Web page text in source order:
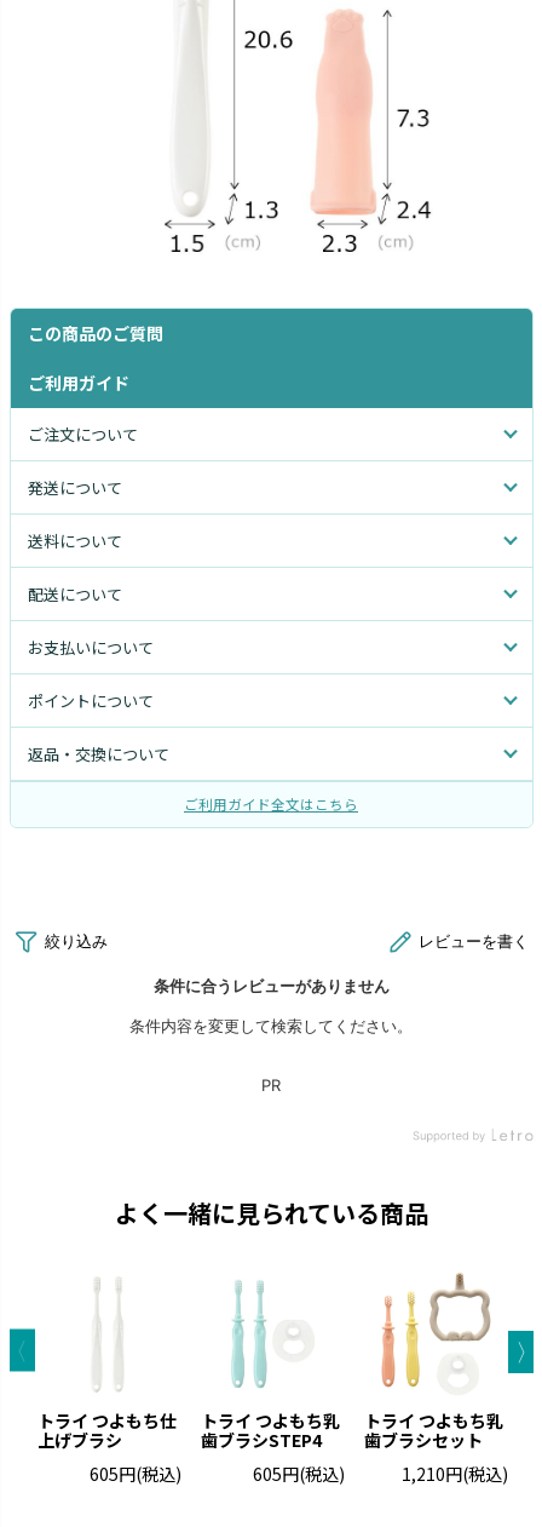
この商品のご質問
ご利用ガイド
ご注文について
発送について
送料について
配送について
お支払いについて
ポイントについて
返品・交換について
ご利用ガイド全文はこちら
よく一緒に見られている商品
トライ つよもち仕
上げブラシ
605円(税込)
トライ つよもち乳
歯ブラシSTEP4
605円(税込)
トライ つよもち乳
歯ブラシセット
1,210円(税込)